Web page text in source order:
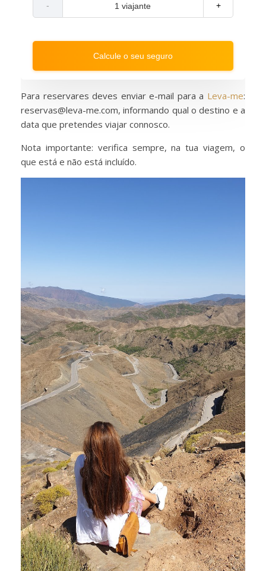
date.
to
the
shortcuts
for
date.
mark
to
the
keyboard
shortcuts
for
- +
Calcule o seu seguro
Para reservares deves enviar e-mail para a Leva-me:
reservas@leva-me.com, informando qual o destino e a
data que pretendes viajar connosco.
Nota importante: verifica sempre, na tua viagem, o
que está e não está incluído.